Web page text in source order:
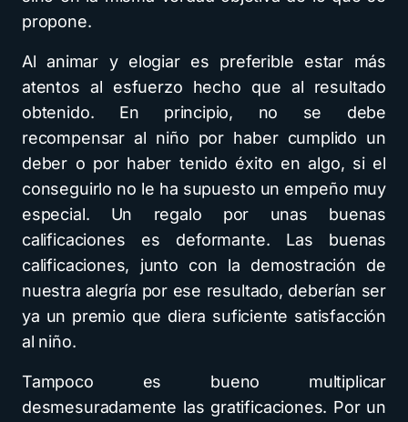
propone.
Al animar y elogiar es preferible estar más
atentos al esfuerzo hecho que al resultado
obtenido. En principio, no se debe
recompensar al niño por haber cumplido un
deber o por haber tenido éxito en algo, si el
conseguirlo no le ha supuesto un empeño muy
especial. Un regalo por unas buenas
calificaciones es deformante. Las buenas
calificaciones, junto con la demostración de
nuestra alegría por ese resultado, deberían ser
ya un premio que diera suficiente satisfacción
al niño.
Tampoco es bueno multiplicar
desmesuradamente las gratificaciones. Por un